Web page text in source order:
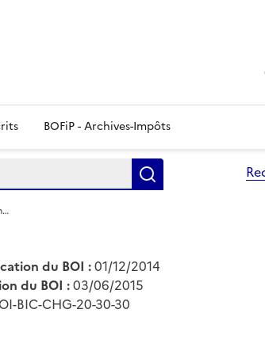
BOFiP - Archives-Impôts
du BOI :01/12/2014
du BOI :03/06/2015
BIC-CHG-20-30-30